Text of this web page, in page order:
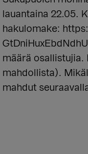
lauantaina 22.05.
hakulomake:
määrä osallistujia.
mahdollista).
mahdut